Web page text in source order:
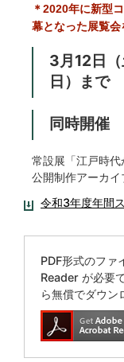
＊2020年に新型
幕となった展覧会
3月12日
日）まで
同時開催
常設展「江戸時代
公開制作アーカイ
令和3年度年間
PDF形式のフ
Reader が必要
ら無償でダウン